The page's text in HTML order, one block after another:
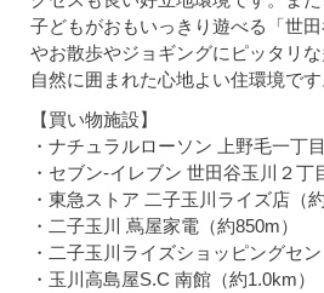
子どもがおもいっきり遊べる「世田
やお散歩やジョギングにピッタリな
自然に囲まれた心地よい住環境です
【買い物施設】
・ナチュラルローソン 上野毛一丁
・セブン-イレブン 世田谷玉川２丁
・東急ストア 二子玉川ライズ店（
・二子玉川 蔦屋家電（約850m）
・二子玉川ライズショッピングセン
・玉川高島屋S.C 南館（約1.0km）